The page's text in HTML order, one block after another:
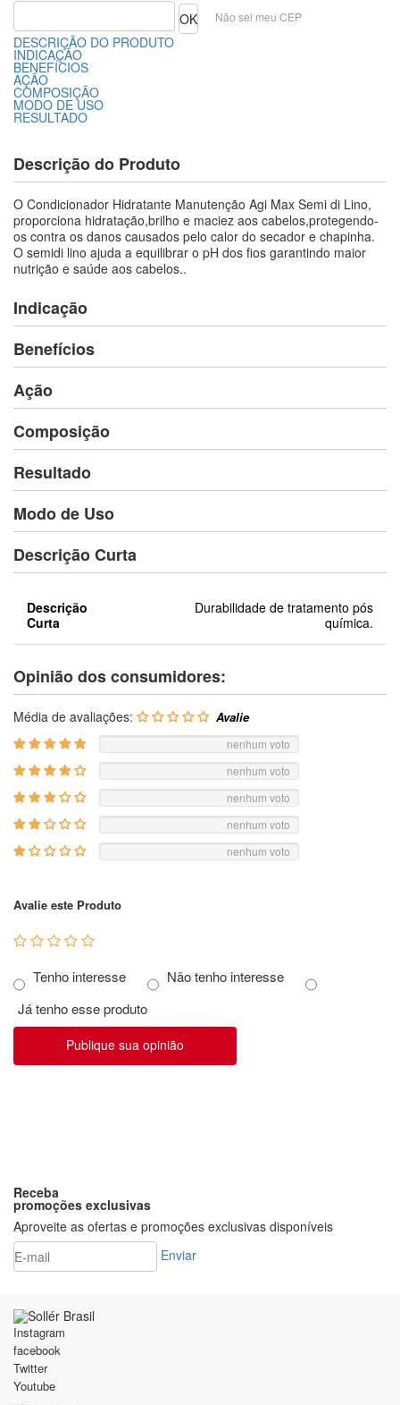
Não sei meu CEP
DESCRIÇÃO DO PRODUTO
INDICAÇÃO
BENEFÍCIOS
AÇÃO
COMPOSIÇÃO
MODO DE USO
RESULTADO
Descrição do Produto
O Condicionador Hidratante Manutenção Agi Max Semi di Lino,
proporciona hidratação,brilho e maciez aos cabelos,protegendo-
os contra os danos causados pelo calor do secador e chapinha.
O semidi lino ajuda a equilibrar o pH dos fios garantindo maior
nutrição e saúde aos cabelos..
Indicação
Benefícios
Ação
Composição
Resultado
Modo de Uso
Descrição Curta
Descrição
Curta
Durabilidade de tratamento pós
química.
Opinião dos consumidores:
Média de avaliações:
nenhum voto
nenhum voto
nenhum voto
nenhum voto
nenhum voto
Avalie este Produto
Tenho interesse
Não tenho interesse
Já tenho esse produto
Publique sua opinião
Receba
promoções exclusivas
Aproveite as ofertas e promoções exclusivas disponíveis
Enviar
Instagram
facebook
Twitter
Youtube